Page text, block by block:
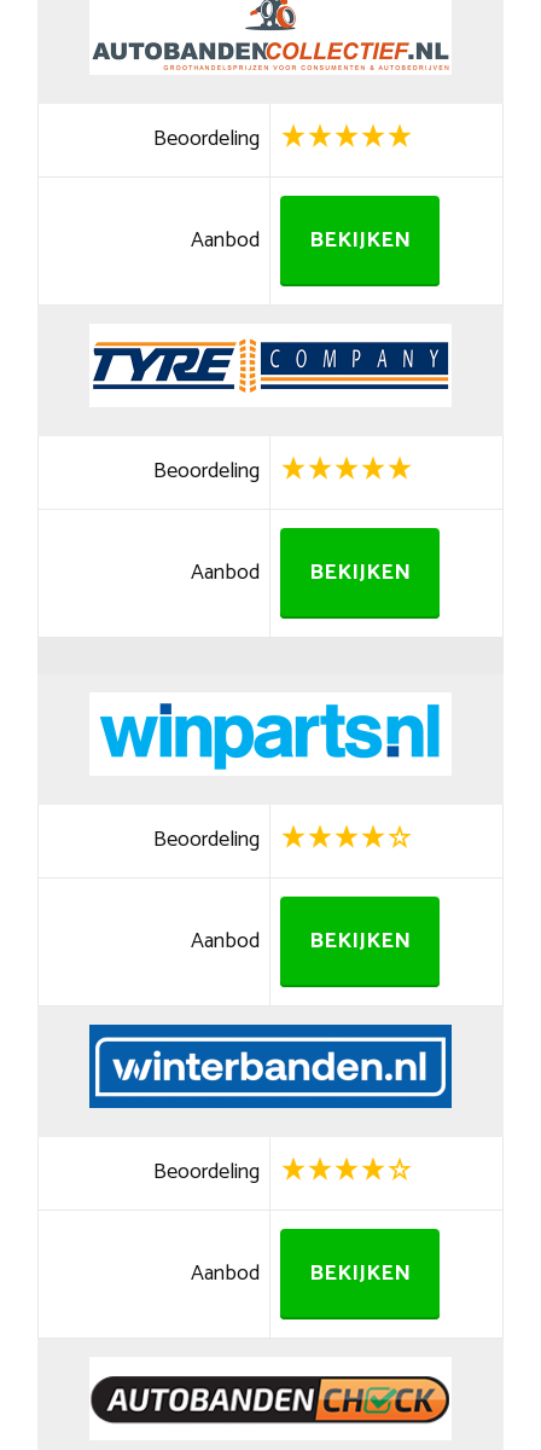
Beoordeling
Aanbod BEKIJKEN
Beoordeling
Aanbod BEKIJKEN
Beoordeling
Aanbod BEKIJKEN
Beoordeling
Aanbod BEKIJKEN